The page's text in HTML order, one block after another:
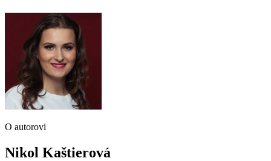
O autorovi
Nikol Kaštierová